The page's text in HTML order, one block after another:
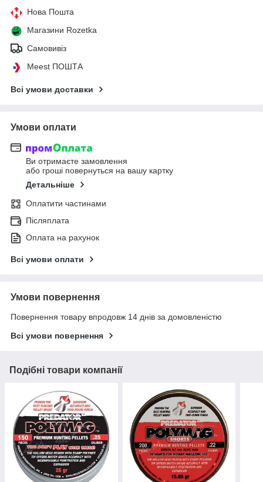
Нова Пошта
Магазини Rozetka
Самовивіз
Meest ПОШТА
Всі умови доставки
Умови оплати
Ви отримаєте замовлення
або гроші повернуться на вашу картку
Детальніше
Оплатити частинами
Післяплата
Оплата на рахунок
Всі умови оплати
Умови повернення
Повернення товару впродовж 14 днів за домовленістю
Всі умови повернення
Подібні товари компанії